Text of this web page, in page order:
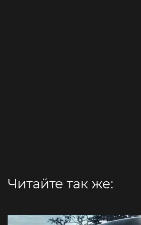
Читайте так же: